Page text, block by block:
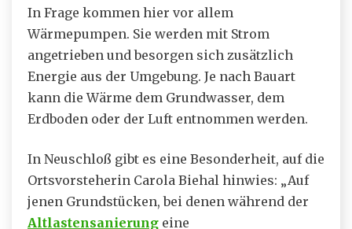
In Frage kommen hier vor allem
Wärmepumpen. Sie werden mit Strom
angetrieben und besorgen sich zusätzlich
Energie aus der Umgebung. Je nach Bauart
kann die Wärme dem Grundwasser, dem
Erdboden oder der Luft entnommen werden.
In Neuschloß gibt es eine Besonderheit, auf die
Ortsvorsteherin Carola Biehal hinwies: „Auf
jenen Grundstücken, bei denen während der
Altlastensanierung eine